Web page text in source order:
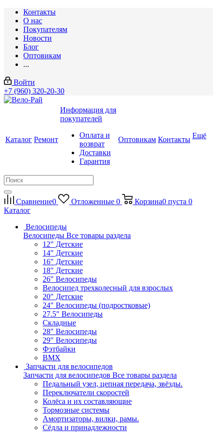
Контакты
О нас
Покупателям
Новости
Блог
Оптовикам
...
Войти
+7 (960) 320-20-30
Каталог Ремонт
Информация для
покупателей
Оплата и
возврат
Доставки
Гарантия
Оптовикам Контакты Ещё
Сравнение0 Отложенные 0 Корзина0 пуста 0
Каталог
Велосипеды
Велосипеды Все товары раздела
12" Детские
14" Детские
16" Детские
18" Детские
26" Велосипеды
Велосипед трехколесный для взрослых
20" Детские
24" Велосипеды (подростковые)
27.5" Велосипеды
Складные
28" Велосипеды
29" Велосипеды
Фэтбайки
BMX
Запчасти для велосипедов
Запчасти для велосипедов Все товары раздела
Педальный узел, цепная передача, звёзды.
Переключатели скоростей
Колёса и их составляющие
Тормозные системы
Амортизаторы, вилки, рамы.
Сёдла и принадлежности